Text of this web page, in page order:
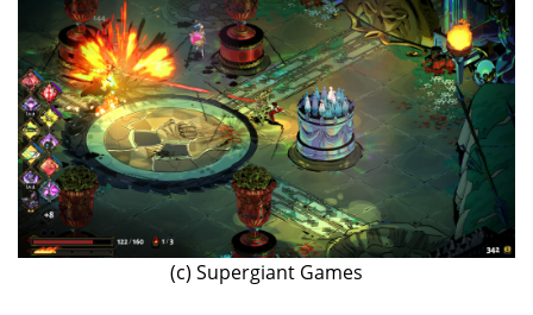
(c) Supergiant Games